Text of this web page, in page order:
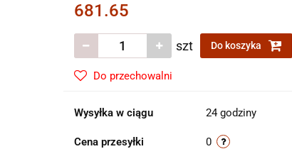
681.65
szt Do koszyka
Do przechowalni
Wysyłka w ciągu 24 godziny
Cena przesyłki 0